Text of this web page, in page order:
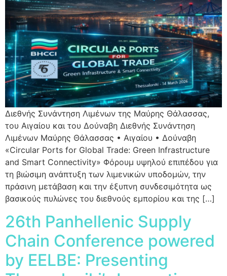
Διεθνής Συνάντηση Λιμένων της Μαύρης Θάλασσας,
του Αιγαίου και του Δούναβη Διεθνής Συνάντηση
Λιμένων Μαύρης Θάλασσας • Αιγαίου • Δούναβη
«Circular Ports for Global Trade: Green Infrastructure
and Smart Connectivity» Φόρουμ υψηλού επιπέδου για
τη βιώσιμη ανάπτυξη των λιμενικών υποδομών, την
πράσινη μετάβαση και την έξυπνη συνδεσιμότητα ως
βασικούς πυλώνες του διεθνούς εμπορίου και της […]
26th Panhellenic Supply
Chain Conference powered
by EELBE: Presenting